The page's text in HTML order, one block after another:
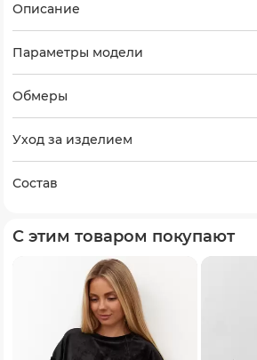
Описание
Параметры модели
Обмеры
Уход за изделием
Состав
С этим товаром покупают